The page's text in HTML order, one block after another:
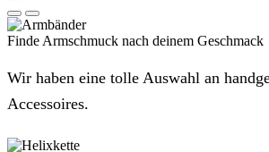
Finde Armschmuck nach deinem Geschmack
Wir haben eine tolle Auswahl an
Accessoires.